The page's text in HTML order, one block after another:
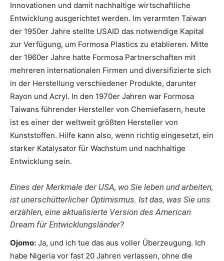
Innovationen und damit nachhaltige wirtschaftliche
Entwicklung ausgerichtet werden. Im verarmten Taiwan
der 1950er Jahre stellte USAID das notwendige Kapital
zur Verfügung, um Formosa Plastics zu etablieren. Mitte
der 1960er Jahre hatte Formosa Partnerschaften mit
mehreren internationalen Firmen und diversifizierte sich
in der Herstellung verschiedener Produkte, darunter
Rayon und Acryl. In den 1970er Jahren war Formosa
Taiwans führender Hersteller von Chemiefasern, heute
ist es einer der weltweit größten Hersteller von
Kunststoffen. Hilfe kann also, wenn richtig eingesetzt, ein
starker Katalysator für Wachstum und nachhaltige
Entwicklung sein.
Eines der Merkmale der USA, wo Sie leben und arbeiten,
ist unerschütterlicher Optimismus. Ist das, was Sie uns
erzählen, eine aktualisierte Version des American
Dream für Entwicklungsländer?
Ojomo: Ja, und ich tue das aus voller Überzeugung. Ich
habe Nigeria vor fast 20 Jahren verlassen, ohne die